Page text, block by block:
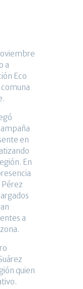
a
Eco
comuna
en
En
Pérez
a
quien